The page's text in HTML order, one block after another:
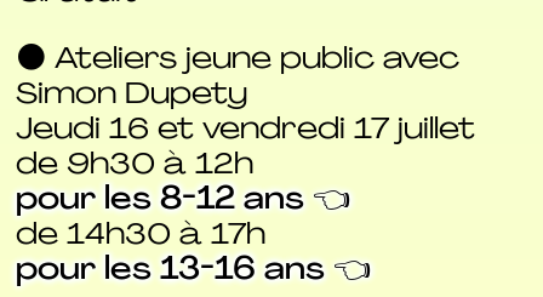
⚫ Ateliers jeune public avec
Simon Dupety
Jeudi 16 et vendredi 17 juillet
de 9h30 à 12h
pour les 8-12 ans 👈
de 14h30 à 17h
pour les 13-16 ans 👈